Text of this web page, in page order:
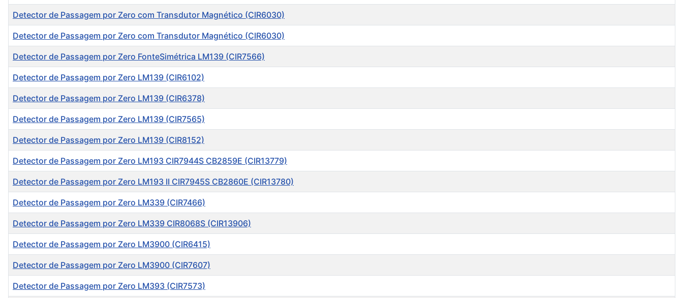
Detector de Passagem por Zero com Transdutor Magnético (CIR6030)
Detector de Passagem por Zero com Transdutor Magnético (CIR6030)
Detector de Passagem por Zero FonteSimétrica LM139 (CIR7566)
Detector de Passagem por Zero LM139 (CIR6102)
Detector de Passagem por Zero LM139 (CIR6378)
Detector de Passagem por Zero LM139 (CIR7565)
Detector de Passagem por Zero LM139 (CIR8152)
Detector de Passagem por Zero LM193 CIR7944S CB2859E (CIR13779)
Detector de Passagem por Zero LM193 II CIR7945S CB2860E (CIR13780)
Detector de Passagem por Zero LM339 (CIR7466)
Detector de Passagem por Zero LM339 CIR8068S (CIR13906)
Detector de Passagem por Zero LM3900 (CIR6415)
Detector de Passagem por Zero LM3900 (CIR7607)
Detector de Passagem por Zero LM393 (CIR7573)